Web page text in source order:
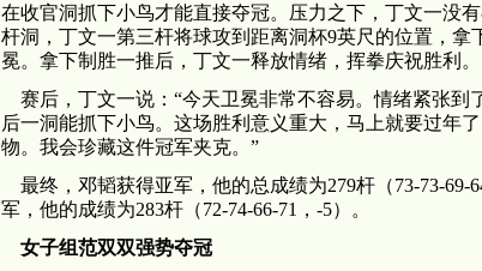
在收官洞抓下小鸟才能直接夺冠。压力之下，丁文一没
杆洞，丁文一第三杆将球攻到距离洞杯9英尺的位置，拿
冕。拿下制胜一推后，丁文一释放情绪，挥拳庆祝胜利。
赛后，丁文一说：“今天卫冕非常不容易。情绪紧张到
后一洞能抓下小鸟。这场胜利意义重大，马上就要过年
物。我会珍藏这件冠军夹克。”
最终，邓韬获得亚军，他的总成绩为279杆（73-73-69-
军，他的成绩为283杆（72-74-66-71，-5）。
女子组范双双强势夺冠